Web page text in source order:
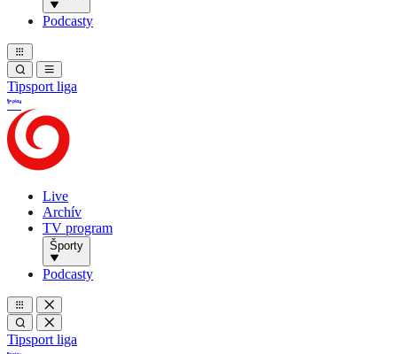
Podcasty
Tipsport liga
Live
Archív
TV program
Športy
Podcasty
Tipsport liga